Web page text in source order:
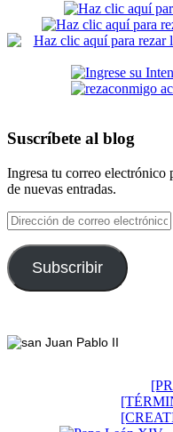
Suscríbete al blog
Ingresa tu correo
de nuevas entradas.
Dirección
de
correo
electrónico
Subscribir